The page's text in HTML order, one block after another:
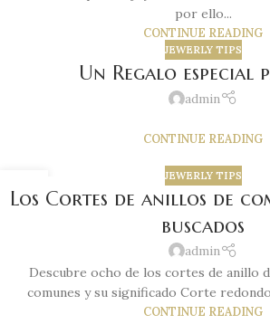
por ello...
CONTINUE READING
JEWERLY TIPS
Un Regalo especial
admin
CONTINUE READING
APR
JEWERLY TIPS
Los Cortes de anillos de
buscados
admin
Descubre ocho de los cortes de anillo
comunes y su significado Corte
CONTINUE READING